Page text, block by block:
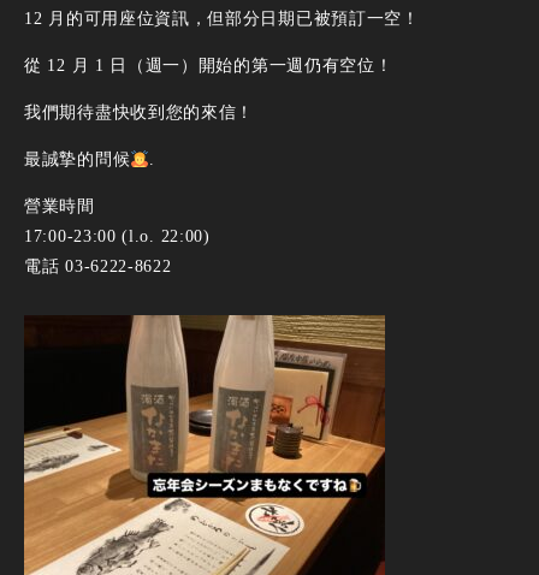
12 月的可用座位資訊，但部分日期已被預訂一空！
從 12 月 1 日（週一）開始的第一週仍有空位！
我們期待盡快收到您的來信！
最誠摯的問候 .
營業時間
17:00-23:00 (l.o. 22:00)
電話 03-6222-8622